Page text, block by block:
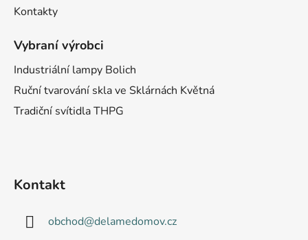
Kontakty
Vybraní výrobci
Industriální lampy Bolich
Ruční tvarování skla ve Sklárnách Květná
Tradiční svítidla THPG
Kontakt
obchod@delamedomov.cz